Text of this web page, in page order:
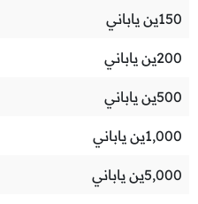
150ين ياباني
200ين ياباني
500ين ياباني
1,000ين ياباني
5,000ين ياباني